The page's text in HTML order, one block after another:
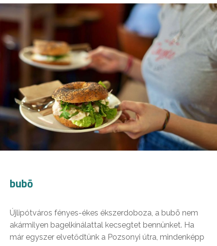
bubō
Újlipótváros fényes-ékes ékszerdoboza, a bubō nem
akármilyen bagelkínálattal kecsegtet bennünket. Ha
már egyszer elvetődtünk a Pozsonyi útra, mindenképp